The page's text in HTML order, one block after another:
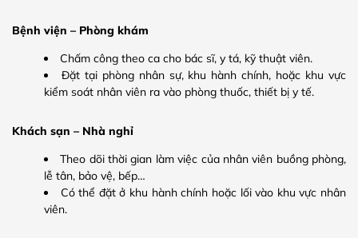
Bệnh viện – Phòng khám
Chấm công theo ca cho bác sĩ, y tá, kỹ thuật viên.
Đặt tại phòng nhân sự, khu hành chính, hoặc khu vực
kiểm soát nhân viên ra vào phòng thuốc, thiết bị y tế.
Khách sạn – Nhà nghỉ
Theo dõi thời gian làm việc của nhân viên buồng phòng,
lễ tân, bảo vệ, bếp…
Có thể đặt ở khu hành chính hoặc lối vào khu vực nhân
viên.